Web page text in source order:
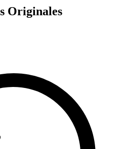
Originales